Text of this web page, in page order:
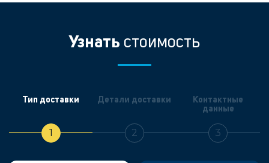
Узнать стоимость
Тип доставки
1
Детали доставки
2
Контактные
данные
3